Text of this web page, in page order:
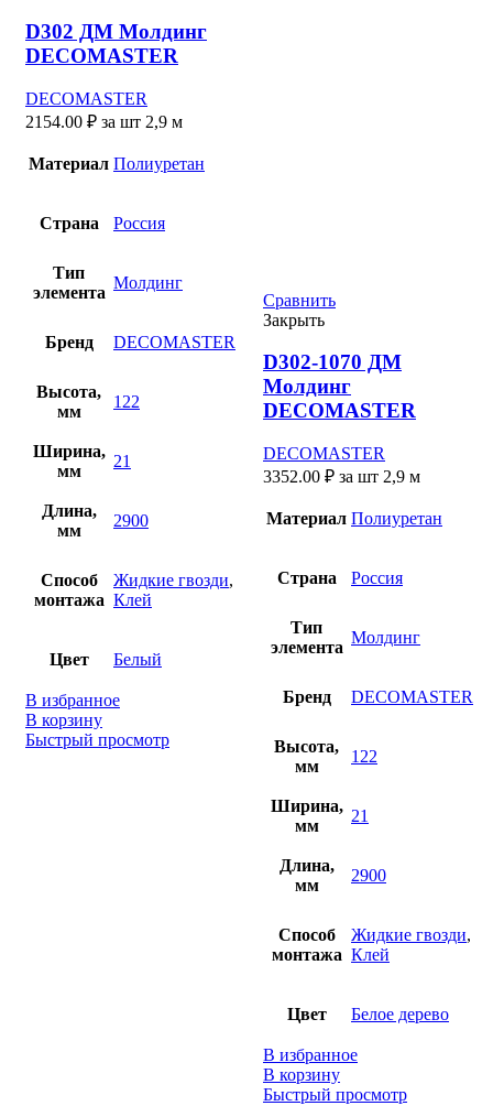
D302 ДМ Молдинг
DECOMASTER
DECOMASTER
2154.00 ₽ за шт 2,9 м
Материал Полиуретан
Страна Россия
Тип
элемента
Молдинг
Бренд DECOMASTER
Высота,
мм
122
Ширина,
мм
21
Длина,
мм
2900
Способ
монтажа
Жидкие гвозди,
Клей
Цвет Белый
В избранное
В корзину
Быстрый просмотр
Сравнить
Закрыть
D302-1070 ДМ
Молдинг
DECOMASTER
DECOMASTER
3352.00 ₽ за шт 2,9 м
Материал Полиуретан
Страна Россия
Тип
элемента
Молдинг
Бренд DECOMASTER
Высота,
мм
122
Ширина,
мм
21
Длина,
мм
2900
Способ
монтажа
Жидкие гвозди,
Клей
Цвет Белое дерево
В избранное
В корзину
Быстрый просмотр